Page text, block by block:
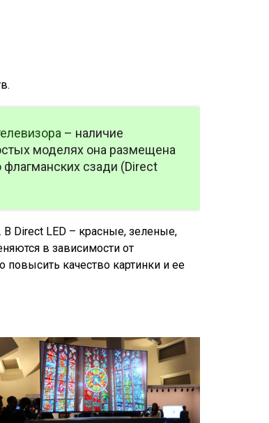
– наличие
моделях она размещена
флагманских сзади (Direct
Direct LED – красные, зеленые,
в зависимости от
качество картинки и ее